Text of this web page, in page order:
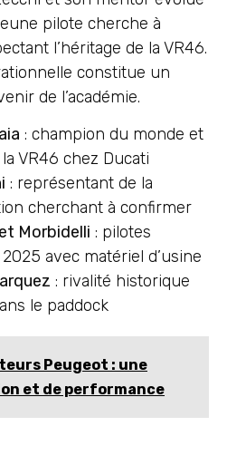
pilote cherche à
l’héritage de la VR46.
constitue un
de l’académie.
: champion du monde et
VR46 chez Ducati
: représentant de la
cherchant à confirmer
Morbidelli : pilotes
avec matériel d’usine
: rivalité historique
le paddock
Peugeot : une
et de performance